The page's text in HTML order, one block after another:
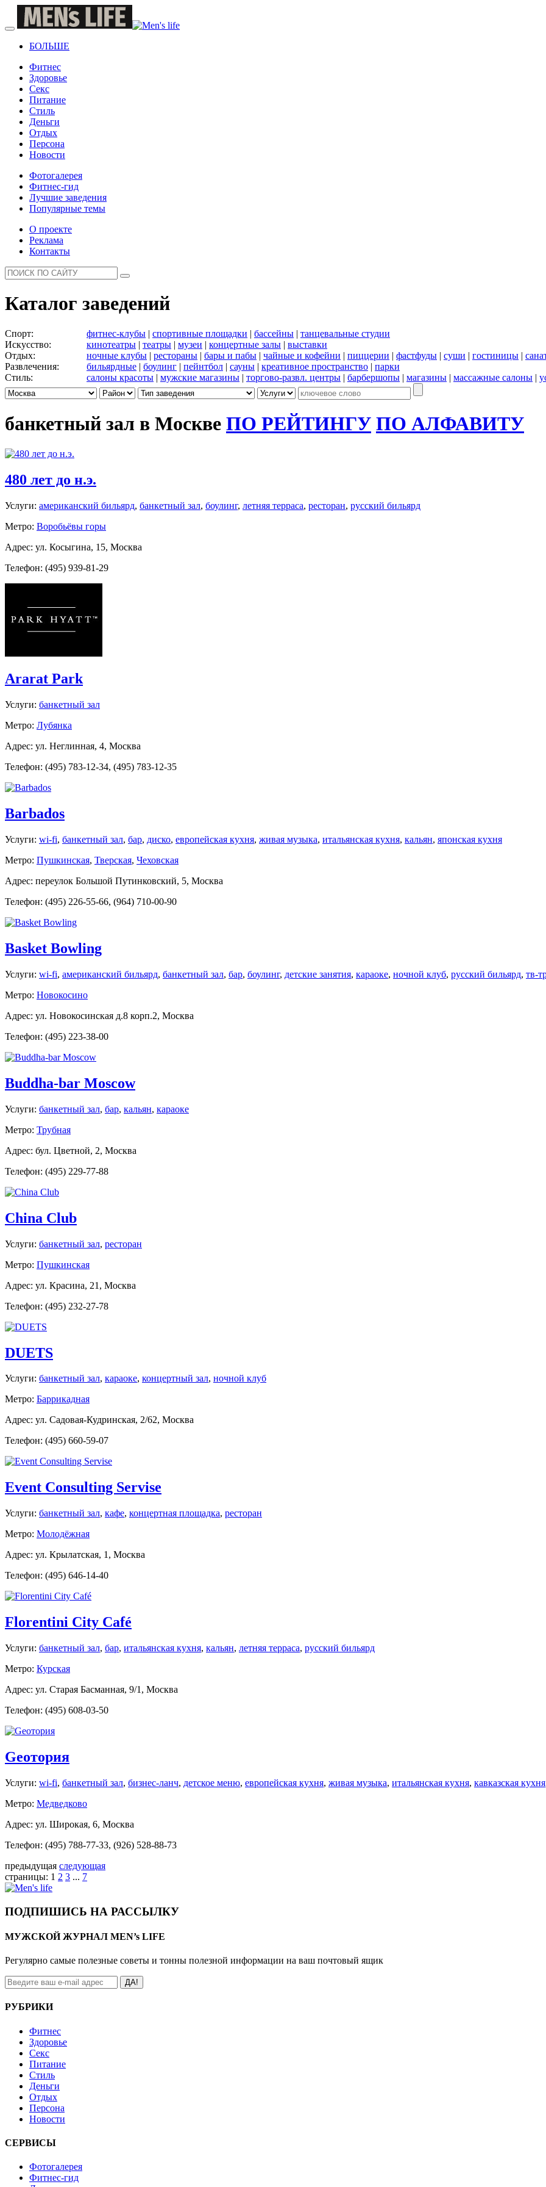
БОЛЬШЕ
Фитнес
Здоровье
Секс
Питание
Стиль
Деньги
Отдых
Персона
Новости
Фотогалерея
Фитнес-гид
Лучшие заведения
Популярные темы
О проекте
Реклама
Контакты
Каталог заведений
Спорт: фитнес-клубы | спортивные площадки | бассейны | танцевальные студии
Искусство:
кинотеатры | театры | музеи | концертные залы | выставки
Отдых:
ночные клубы | рестораны | бары и пабы | чайные и кофейни | пиццерии | фастфуды | суши | гостиницы |
Развлечения:
бильярдные | боулинг | пейнтбол | сауны | креативное пространство | парки
Стиль:
салоны красоты | мужские магазины | торгово-развл. центры | барбершопы | магазины | массажные салоны |
банкетный зал в Москве ПО РЕЙТИНГУ ПО АЛФАВИТУ
480 лет до н.э.
Услуги: американский бильярд, банкетный зал, боулинг, летняя терраса, ресторан, русский бильярд
Метро: Воробьёвы горы
Адрес: ул. Косыгина, 15, Москва
Телефон: (495) 939-81-29
Ararat Park
Услуги: банкетный зал
Метро: Лубянка
Адрес: ул. Неглинная, 4, Москва
Телефон: (495) 783-12-34, (495) 783-12-35
Barbados
Услуги: wi-fi, банкетный зал, бар, диско, европейская кухня, живая музыка, итальянская кухня, кальян, японская кухня
Метро: Пушкинская, Тверская, Чеховская
Адрес: переулок Большой Путинковский, 5, Москва
Телефон: (495) 226-55-66, (964) 710-00-90
Basket Bowling
Услуги: wi-fi, американский бильярд, банкетный зал, бар, боулинг, детские занятия, караоке, ночной клуб, русский бильярд, тв-
Метро: Новокосино
Адрес: ул. Новокосинская д.8 корп.2, Москва
Телефон: (495) 223-38-00
Buddha-bar Moscow
Услуги: банкетный зал, бар, кальян, караоке
Метро: Трубная
Адрес: бул. Цветной, 2, Москва
Телефон: (495) 229-77-88
China Club
Услуги: банкетный зал, ресторан
Метро: Пушкинская
Адрес: ул. Красина, 21, Москва
Телефон: (495) 232-27-78
DUETS
Услуги: банкетный зал, караоке, концертный зал, ночной клуб
Метро: Баррикадная
Адрес: ул. Садовая-Кудринская, 2/62, Москва
Телефон: (495) 660-59-07
Event Consulting Servise
Услуги: банкетный зал, кафе, концертная площадка, ресторан
Метро: Молодёжная
Адрес: ул. Крылатская, 1, Москва
Телефон: (495) 646‐14‐40
Florentini City Café
Услуги: банкетный зал, бар, итальянская кухня, кальян, летняя терраса, русский бильярд
Метро: Курская
Адрес: ул. Старая Басманная, 9/1, Москва
Телефон: (495) 608-03-50
Geoтория
Услуги: wi-fi, банкетный зал, бизнес-ланч, детское меню, европейская кухня, живая музыка, итальянская кухня, кавказская кухня
Метро: Медведково
Адрес: ул. Широкая, 6, Москва
Телефон: (495) 788-77-33, (926) 528-88-73
предыдущая следующая
страницы: 1 2 3 ... 7
ПОДПИШИСЬ НА РАССЫЛКУ
МУЖСКОЙ ЖУРНАЛ MEN’s LIFE
Регулярно самые полезные советы и тонны полезной информации на ваш почтовый ящик
ДА!
РУБРИКИ
Фитнес
Здоровье
Секс
Питание
Стиль
Деньги
Отдых
Персона
Новости
СЕРВИСЫ
Фотогалерея
Фитнес-гид